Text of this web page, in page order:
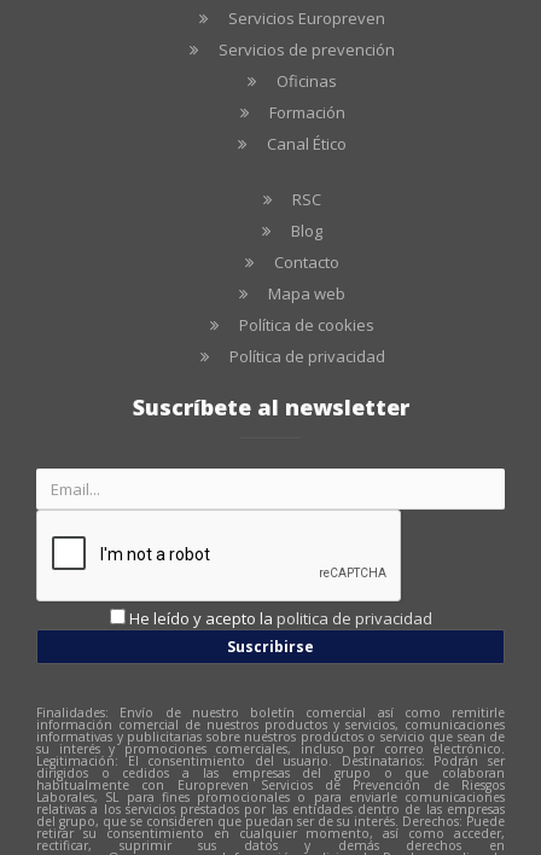
Servicios Europreven
Servicios de prevención
Oficinas
Formación
Canal Ético
RSC
Blog
Contacto
Mapa web
Política de cookies
Política de privacidad
Suscríbete al newsletter
He leído y acepto la politica de privacidad
Suscribirse
Finalidades: Envío de nuestro boletín comercial así como remitirle
información comercial de nuestros productos y servicios, comunicaciones
informativas y publicitarias sobre nuestros productos o servicio que sean de
su interés y promociones comerciales, incluso por correo electrónico.
Legitimación: El consentimiento del usuario. Destinatarios: Podrán ser
dirigidos o cedidos a las empresas del grupo o que colaboran
habitualmente con Europreven Servicios de Prevención de Riesgos
Laborales, SL para fines promocionales o para enviarle comunicaciones
relativas a los servicios prestados por las entidades dentro de las empresas
del grupo, que se consideren que puedan ser de su interés. Derechos: Puede
retirar su consentimiento en cualquier momento, así como acceder,
rectificar, suprimir sus datos y demás derechos en